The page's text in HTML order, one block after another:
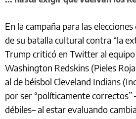
En la campaña para las
de su batalla cultural contra “la
Trump criticó en Twitter al
Washington Redskins (Pieles
al de béisbol Cleveland Indians
por ser “políticamente correctos”
débiles– al estar evaluando